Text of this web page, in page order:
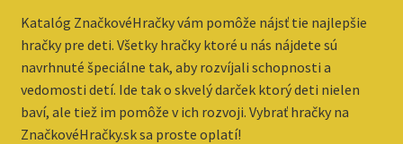
Katalóg ZnačkovéHračky vám pomôže nájsť tie najlepšie
hračky pre deti. Všetky hračky ktoré u nás nájdete sú
navrhnuté špeciálne tak, aby rozvíjali schopnosti a
vedomosti detí. Ide tak o skvelý darček ktorý deti nielen
baví, ale tiež im pomôže v ich rozvoji. Vybrať hračky na
ZnačkovéHračky.sk sa proste oplatí!